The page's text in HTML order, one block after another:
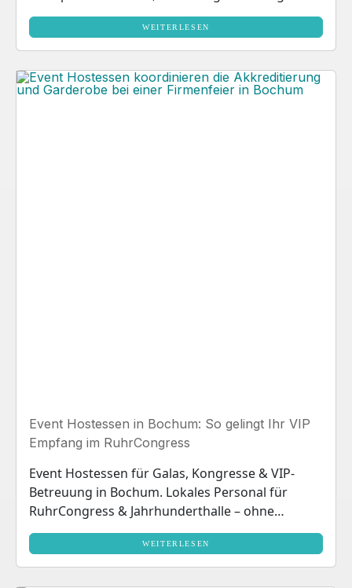
möglich. Jetzt anfragen!
WEITERLESEN
Event Hostessen in Bochum: So gelingt Ihr VIP
Empfang im RuhrCongress
Event Hostessen für Galas, Kongresse & VIP-
Betreuung in Bochum. Lokales Personal für
RuhrCongress & Jahrhunderthalle – ohne
Anfahrtskosten. Jetzt anfragen!
WEITERLESEN